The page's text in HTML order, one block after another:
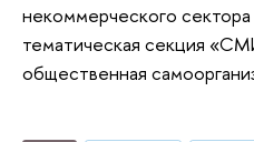
некоммерческого
тематическая секция
общественная